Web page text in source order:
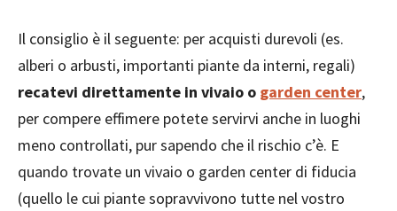
Il consiglio è il seguente: per acquisti durevoli (es.
alberi o arbusti, importanti piante da interni, regali)
recatevi direttamente in vivaio o garden center,
per compere effimere potete servirvi anche in luoghi
meno controllati, pur sapendo che il rischio c’è. E
quando trovate un vivaio o garden center di fiducia
(quello le cui piante sopravvivono tutte nel vostro